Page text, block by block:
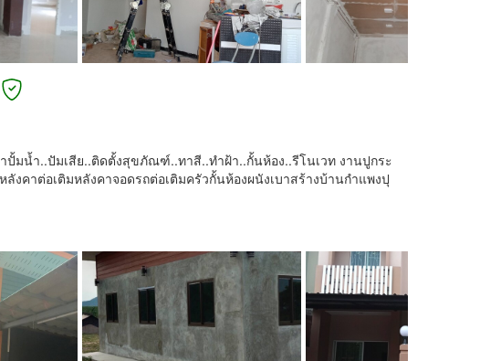
มน้ำ..ปัมเสีย..ติดตั้งสุขภัณฑ์..ทาสี..ทำฝ้า..กั้นห้อง..รีโนเวท งานปูกระ
ลังคาต่อเติมหลังคาจอดรถต่อเติมครัวกั้นห้องผนังเบาสร้างบ้านกำแพงปุ